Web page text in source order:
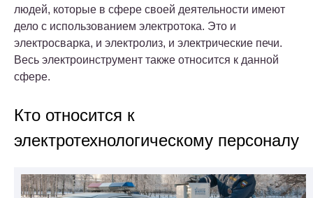
людей, которые в сфере своей деятельности имеют
дело с использованием электротока. Это и
электросварка, и электролиз, и электрические печи.
Весь электроинструмент также относится к данной
сфере.
Кто относится к
электротехнологическому персоналу